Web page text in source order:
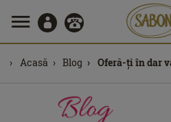
Acasă Blog Oferă-ți în dar